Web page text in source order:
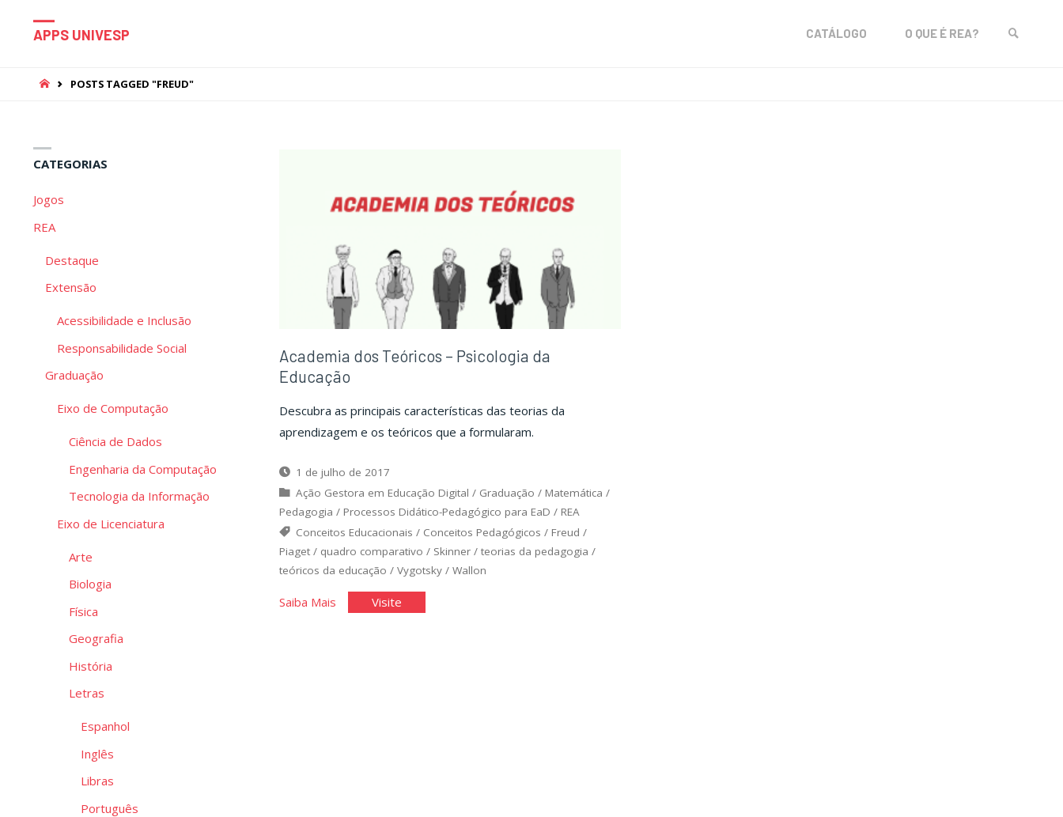
APPS UNIVESP CATÁLOGO O QUE É REA?
HOMEPOSTS TAGGED "FREUD"
Academia dos Teóricos – Psicologia da
Educação
Descubra as principais características das teorias da
aprendizagem e os teóricos que a formularam.
1 de julho de 2017
Ação Gestora em Educação Digital / Graduação / Matemática /
Pedagogia / Processos Didático-Pedagógico para EaD / REA
Conceitos Educacionais / Conceitos Pedagógicos / Freud /
Piaget/ quadro comparativo / Skinner/ teorias da pedagogia /
teóricos da educação / Vygotsky/ Wallon
Saiba Mais"Academia
Visite"Academia
CATEGORIAS
Jogos
REA
Destaque
Extensão
Acessibilidade e Inclusão
Responsabilidade Social
Graduação
Eixo de Computação
Ciência de Dados
Engenharia da Computação
Tecnologia da Informação
Eixo de Licenciatura
Arte
Biologia
Física
Geografia
História
Letras
Espanhol
Inglês
Libras
Português